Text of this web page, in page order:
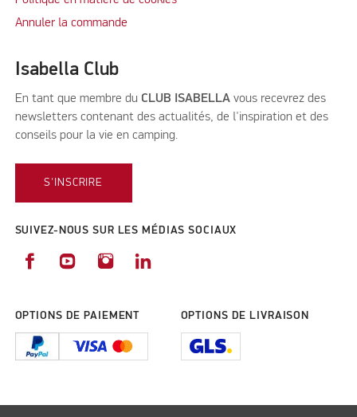
Annuler la commande
Isabella Club
En tant que membre du CLUB ISABELLA vous recevrez des
newsletters contenant des actualités, de l'inspiration et des
conseils pour la vie en camping.
S'INSCRIRE
SUIVEZ-NOUS SUR LES MÉDIAS SOCIAUX
OPTIONS DE PAIEMENT OPTIONS DE LIVRAISON